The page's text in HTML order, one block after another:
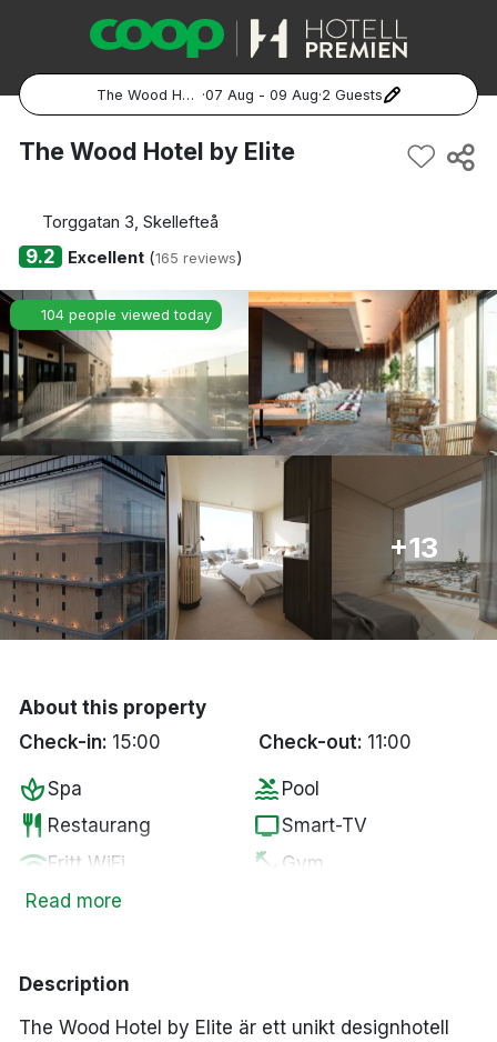
The Wood Hotel by Elite ·07 Aug - 09 Aug·2 Guests
Popular Destinations:
Göteborg
Malmö
Hela Norge
Oslo
Bergen
Hela Danmark
Done
The Wood Hotel by Elite
Torggatan 3, Skellefteå
9.2 Excellent(165 reviews)
104 people viewed today
+13
About this property
Check-in: 15:00 Check-out: 11:00
spaSpa pool Pool
restaurant Restaurang tvSmart-TV
wifiFritt WiFi fitness_center Gym
bedExtrasäng
Read more
Description
The Wood Hotel by Elite är ett unikt designhotell